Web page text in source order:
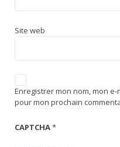
Site web
Enregistrer mon nom, mon
pour mon prochain
CAPTCHA*